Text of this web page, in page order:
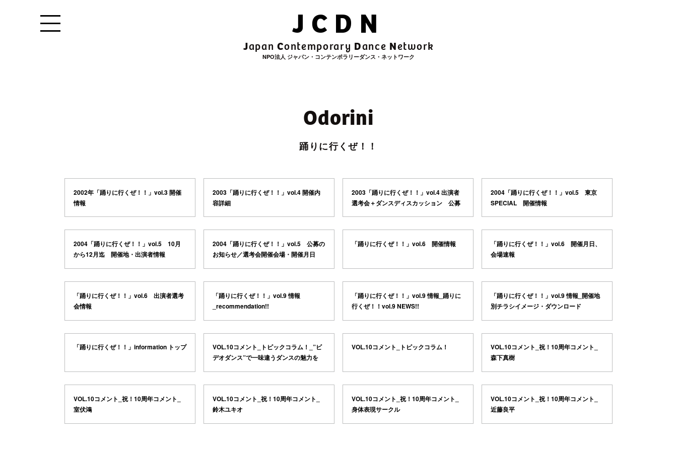
JCDN
JapanContemporary Dance Network
NPO法人 ジャパン・コンテンポラリーダンス・ネットワーク
Odorini
踊りに行くぜ！！
2002年「踊りに行くぜ！！」vol.3 開催
情報
2003「踊りに行くぜ！！」vol.4 開催内
容詳細
2003「踊りに行くぜ！！」vol.4 出演者
選考会＋ダンスディスカッション 公募
2004「踊りに行くぜ！！」vol.5 東京
SPECIAL 開催情報
2004「踊りに行くぜ！！」vol.5 10月
から12月迄 開催地・出演者情報
2004「踊りに行くぜ！！」vol.5 公募の
お知らせ／選考会開催会場・開催月日
「踊りに行くぜ！！」vol.6 開催情報
「踊りに行くぜ！！」vol.6 開催月日、
会場速報
「踊りに行くぜ！！」vol.6 出演者選考
会情報
「踊りに行くぜ！！」vol.9 情報
_recommendation!!
「踊りに行くぜ！！」vol.9 情報_踊りに
行くぜ！！vol.9 NEWS!!
「踊りに行くぜ！！」vol.9 情報_開催地
別チラシイメージ・ダウンロード
「踊りに行くぜ！！」information トップ
VOL.10コメント_トピックコラム！_”ビ
デオダンス”で一味違うダンスの魅力を
VOL.10コメント_トピックコラム！
VOL.10コメント_祝！10周年コメント_
森下真樹
VOL.10コメント_祝！10周年コメント_
室伏鴻
VOL.10コメント_祝！10周年コメント_
鈴木ユキオ
VOL.10コメント_祝！10周年コメント_
身体表現サークル
VOL.10コメント_祝！10周年コメント_
近藤良平